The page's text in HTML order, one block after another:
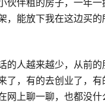
，能放下我在这边买
的人越来越少，从前
，有的去创业了，
上聊一聊，也都没